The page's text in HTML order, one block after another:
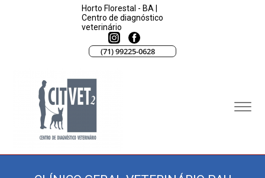
Horto Florestal - BA |
Centro de diagnóstico
veterinário
(71) 99225-0628